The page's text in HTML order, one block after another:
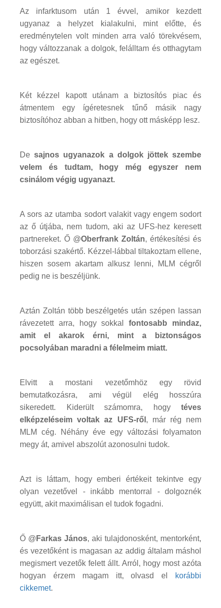
Az infarktusom után 1 évvel, amikor kezdett
ugyanaz a helyzet kialakulni, mint előtte, és
eredménytelen volt minden arra való törekvésem,
hogy változzanak a dolgok, felálltam és otthagytam
az egészet.
Két kézzel kapott utánam a biztosítós piac és
átmentem egy ígéretesnek tűnő másik nagy
biztosítóhoz abban a hitben, hogy ott másképp lesz.
Desajnos ugyanazok a dolgok jöttek szembe
velem és tudtam, hogy még egyszer nem
csinálom végig ugyanazt.
A sors az utamba sodort valakit vagy engem sodort
az ő útjába, nem tudom, aki az UFS-hez keresett
partnereket. Ő @Oberfrank Zoltán, értékesítési és
toborzási szakértő. Kézzel-lábbal tiltakoztam ellene,
hiszen sosem akartam alkusz lenni, MLM cégről
pedig ne is beszéljünk.
Aztán Zoltán több beszélgetés után szépen lassan
rávezetett arra, hogy sokkalfontosabb mindaz,
amit el akarok érni, mint a biztonságos
pocsolyában maradni a félelmeim miatt.
Elvitt a mostani vezetőmhöz egy rövid
bemutatkozásra, ami végül elég hosszúra
sikeredett. Kiderült számomra, hogy téves
elképzeléseim voltak az UFS-ről , már rég nem
MLM cég. Néhány éve egy változási folyamaton
megy át, amivel abszolút azonosulni tudok.
Azt is láttam, hogy emberi értékeit tekintve egy
olyan vezetővel - inkább mentorral - dolgoznék
együtt, akit maximálisan el tudok fogadni.
Ő @ Farkas János, aki tulajdonosként, mentorként,
és vezetőként is magasan az addig általam máshol
megismert vezetők felett állt. Arról, hogy most azóta
hogyan érzem magam itt, olvasd el
korábbi
cikkemet.